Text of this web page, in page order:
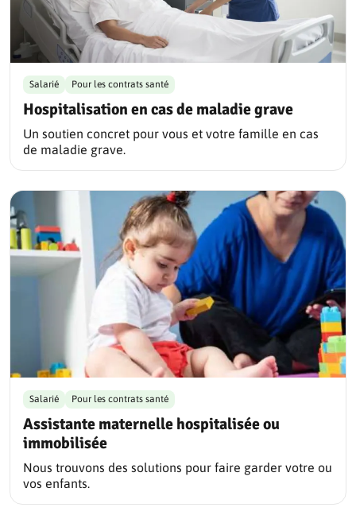
Hospitalisation en cas de maladie grave
Salarié Pour les contrats santé
Un soutien concret pour vous et votre famille en cas
de maladie grave.
Assistante maternelle hospitalisée ou
immobilisée
Salarié Pour les contrats santé
Nous trouvons des solutions pour faire garder votre ou
vos enfants.